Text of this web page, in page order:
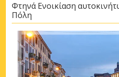
Φτηνά Ενοικίαση
Πόλη